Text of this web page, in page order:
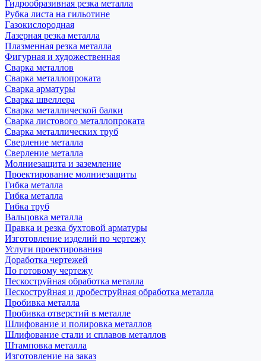
Гидрообразивная резка металла
Рубка листа на гильотине
Газокислородная
Лазерная резка металла
Плазменная резка металла
Фигурная и художественная
Сварка металлов
Сварка металлопроката
Сварка арматуры
Сварка швеллера
Сварка металлической балки
Сварка листового металлопроката
Сварка металлических труб
Сверление металла
Сверление металла
Молниезащита и заземление
Проектирование молниезащиты
Гибка металла
Гибка металла
Гибка труб
Вальцовка металла
Правка и резка бухтовой арматуры
Изготовление изделий по чертежу
Услуги проектирования
Доработка чертежей
По готовому чертежу
Пескоструйная обработка металла
Пескоструйная и дробеструйная обработка металла
Пробивка металла
Пробивка отверстий в металле
Шлифование и полировка металлов
Шлифование стали и сплавов металлов
Штамповка металла
Изготовление на заказ